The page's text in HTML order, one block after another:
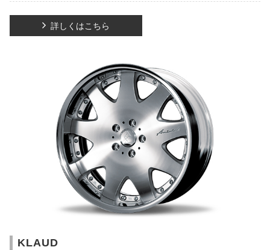
詳しくはこちら
KLAUD